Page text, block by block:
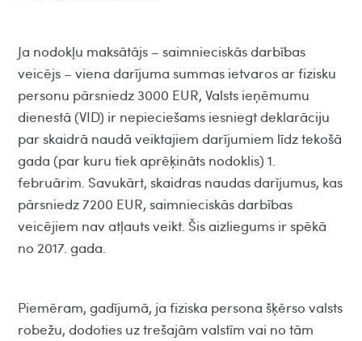
Ja nodokļu maksātājs – saimnieciskās darbības
veicējs – viena darījuma summas ietvaros ar fizisku
personu pārsniedz 3000 EUR, Valsts ieņēmumu
dienestā (VID) ir nepieciešams iesniegt deklarāciju
par skaidrā naudā veiktajiem darījumiem līdz tekošā
gada (par kuru tiek aprēķināts nodoklis) 1.
februārim. Savukārt, skaidras naudas darījumus, kas
pārsniedz 7200 EUR, saimnieciskās darbības
veicējiem nav atļauts veikt. Šis aizliegums ir spēkā
no 2017. gada.
Piemēram, gadījumā, ja fiziska persona šķērso valsts
robežu, dodoties uz trešajām valstīm vai no tām